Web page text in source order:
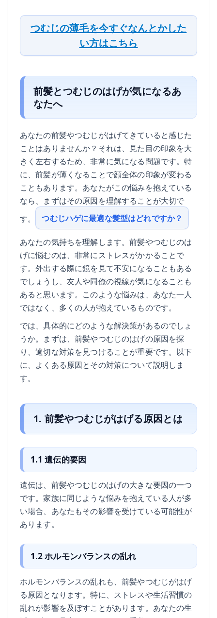
つむじの薄毛を今すぐなんとかした
い方はこちら
前髪とつむじのはげが気になるあ
なたへ
あなたの前髪やつむじがはげてきていると感じた
ことはありませんか？それは、見た目の印象を大
きく左右するため、非常に気になる問題です。特
に、前髪が薄くなることで顔全体の印象が変わる
こともあります。あなたがこの悩みを抱えている
なら、まずはその原因を理解することが大切で
す。
つむじハゲに最適な髪型はどれですか？
あなたの気持ちを理解します。前髪やつむじのは
げに悩むのは、非常にストレスがかかることで
す。外出する際に鏡を見て不安になることもある
でしょうし、友人や同僚の視線が気になることも
あると思います。このような悩みは、あなた一人
ではなく、多くの人が抱えているものです。
では、具体的にどのような解決策があるのでしょ
うか。まずは、前髪やつむじのはげの原因を探
り、適切な対策を見つけることが重要です。以下
に、よくある原因とその対策について説明しま
す。
1. 前髪やつむじがはげる原因とは
1.1 遺伝的要因
遺伝は、前髪やつむじのはげの大きな要因の一つ
です。家族に同じような悩みを抱えている人が多
い場合、あなたもその影響を受けている可能性が
あります。
1.2 ホルモンバランスの乱れ
ホルモンバランスの乱れも、前髪やつむじがはげ
る原因となります。特に、ストレスや生活習慣の
乱れが影響を及ぼすことがあります。あなたの生